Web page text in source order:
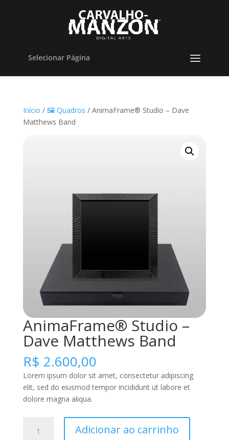
Selecionar Página
Início / 🖼️ Quadros / AnimaFrame® Studio – Dave
Matthews Band
AnimaFrame® Studio –
Dave Matthews Band
R$ 2.600,00
Lorem ipsum dolor sit amet, consectetur adipiscing
elit, sed do eiusmod tempor incididunt ut labore et
dolore magna aliqua.
Studio
Adicionar ao carrinho